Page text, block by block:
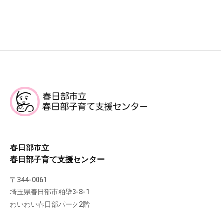
春日部市立
春日部子育て支援センター
〒344-0061
埼玉県春日部市粕壁3-8-1
わいわい春日部パーク2階